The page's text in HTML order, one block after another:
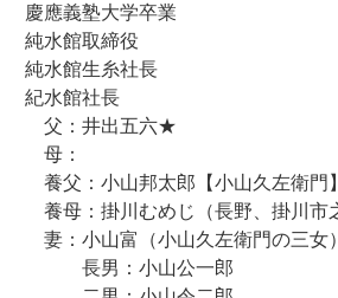
慶應義塾大学卒業
純水館取締役
純水館生糸社長
紀水館社長
父：井出五六★
母：
養父：小山邦太郎【小山久左衛門】
養母：掛川むめじ（長野、掛川市
妻：小山富（小山久左衛門の三女）
長男：小山公一郎